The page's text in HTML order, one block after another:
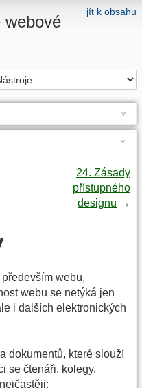
jít k obsahu
webové
24. Zásady
přístupného
designu →
především webu,
webu se netýká jen
i dalších elektronických
dokumentů, které slouží
se čtenáři, kolegy,